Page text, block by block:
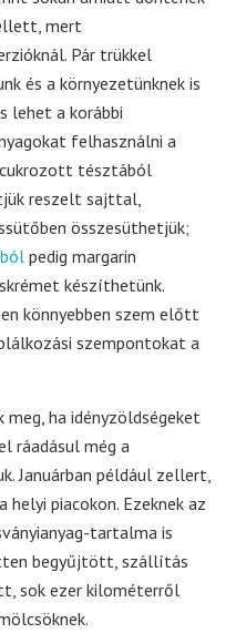
mert
Pár trükkel
és a környezetünknek is
lehet a korábbi
felhasználni a
cukrozott tésztából
reszelt sajttal,
összesüthetjük;
pedig margarin
készíthetünk.
könnyebben szem előtt
szempontokat a
ha idényzöldségeket
ráadásul még a
Januárban például zellert,
piacokon. Ezeknek az
tartalma is
begyűjtött, szállítás
sok ezer kilométerről